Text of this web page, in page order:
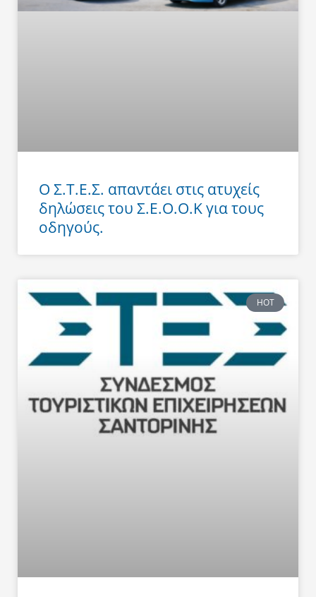
Ο Σ.Τ.Ε.Σ. απαντάει στις ατυχείς
δηλώσεις του Σ.Ε.Ο.Ο.Κ για τους
οδηγούς.
HOT